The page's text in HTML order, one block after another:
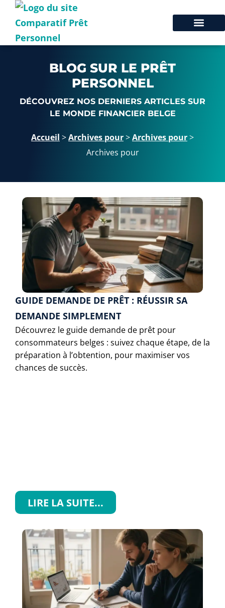
BLOG SUR LE PRÊT
PERSONNEL
DÉCOUVREZ NOS DERNIERS ARTICLES SUR
LE MONDE FINANCIER BELGE
Accueil >Archives pour>Archives pour>
Archives pour
GUIDE DEMANDE DE PRÊT : RÉUSSIR SA
DEMANDE SIMPLEMENT
Découvrez le guide demande de prêt pour
consommateurs belges : suivez chaque étape, de la
préparation à l’obtention, pour maximiser vos
chances de succès.
LIRE LA SUITE...